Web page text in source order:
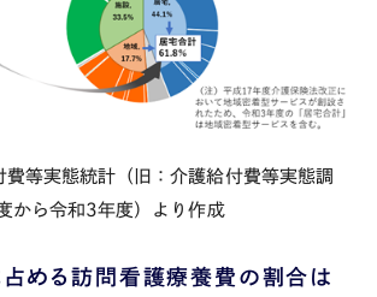
費等実態統計（旧：介護給付費等実態調
から令和3年度）より作成
める訪問看護療養費の割合は